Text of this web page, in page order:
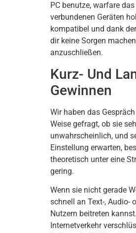
PC benutze, warfare
verbundenen Geräten
kompatibel und dank
dir keine Sorgen
anzuschließen.
Kurz- Und
Gewinnen
Wir haben das
Weise gefragt, ob sie
unwahrscheinlich, und
Einstellung erwarten,
theoretisch unter eine
gering.
Wenn sie nicht gerade
schnell an Text-, Audio-
Nutzern beitreten
Internetverkehr